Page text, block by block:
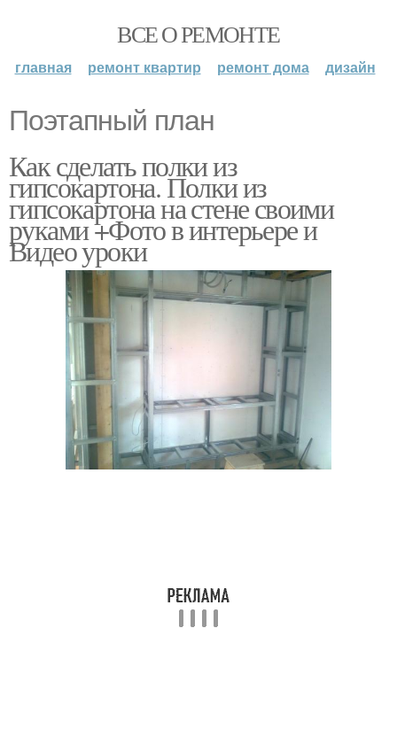
ВСЕ О РЕМОНТЕ
главная ремонт квартир ремонт дома дизайн
Поэтапный план
Как сделать полки из
гипсокартона. Полки из
гипсокартона на стене своими
руками +Фото в интерьере и
Видео уроки